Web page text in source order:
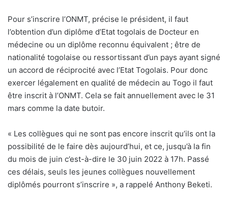
Pour s’inscrire l’ONMT, précise le président, il faut
l’obtention d’un diplôme d’Etat togolais de Docteur en
médecine ou un diplôme reconnu équivalent ; être de
nationalité togolaise ou ressortissant d’un pays ayant signé
un accord de réciprocité avec l’Etat Togolais. Pour donc
exercer légalement en qualité de médecin au Togo il faut
être inscrit à l’ONMT. Cela se fait annuellement avec le 31
mars comme la date butoir.
« Les collègues qui ne sont pas encore inscrit qu’ils ont la
possibilité de le faire dès aujourd’hui, et ce, jusqu’à la fin
du mois de juin c’est-à-dire le 30 juin 2022 à 17h. Passé
ces délais, seuls les jeunes collègues nouvellement
diplômés pourront s’inscrire », a rappelé Anthony Beketi.